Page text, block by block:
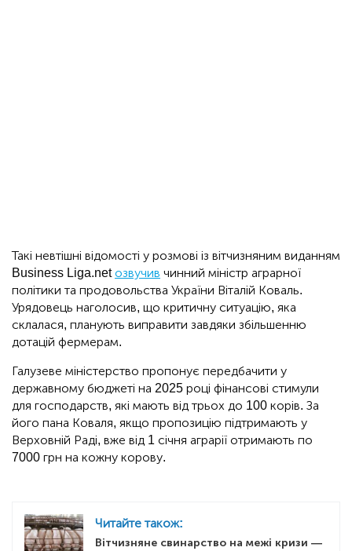
Такі невтішні відомості у розмові із вітчизняним виданням
Business Liga.netозвучив чинний міністр аграрної
політики та продовольства України Віталій Коваль.
Урядовець наголосив, що критичну ситуацію, яка
склалася, планують виправити завдяки збільшенню
дотацій фермерам.
Галузеве міністерство пропонує передбачити у
державному бюджеті на 2025 році фінансові стимули
для господарств, які мають від трьох до 100 корів. За
його пана Коваля, якщо пропозицію підтримають у
Верховній Раді, вже від 1 січня аграрії отримають по
7000 грн на кожну корову.
Читайте також:
Вітчизняне свинарство на межі кризи —